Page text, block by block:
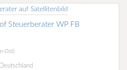
Steuerberater WP FB
Ost)